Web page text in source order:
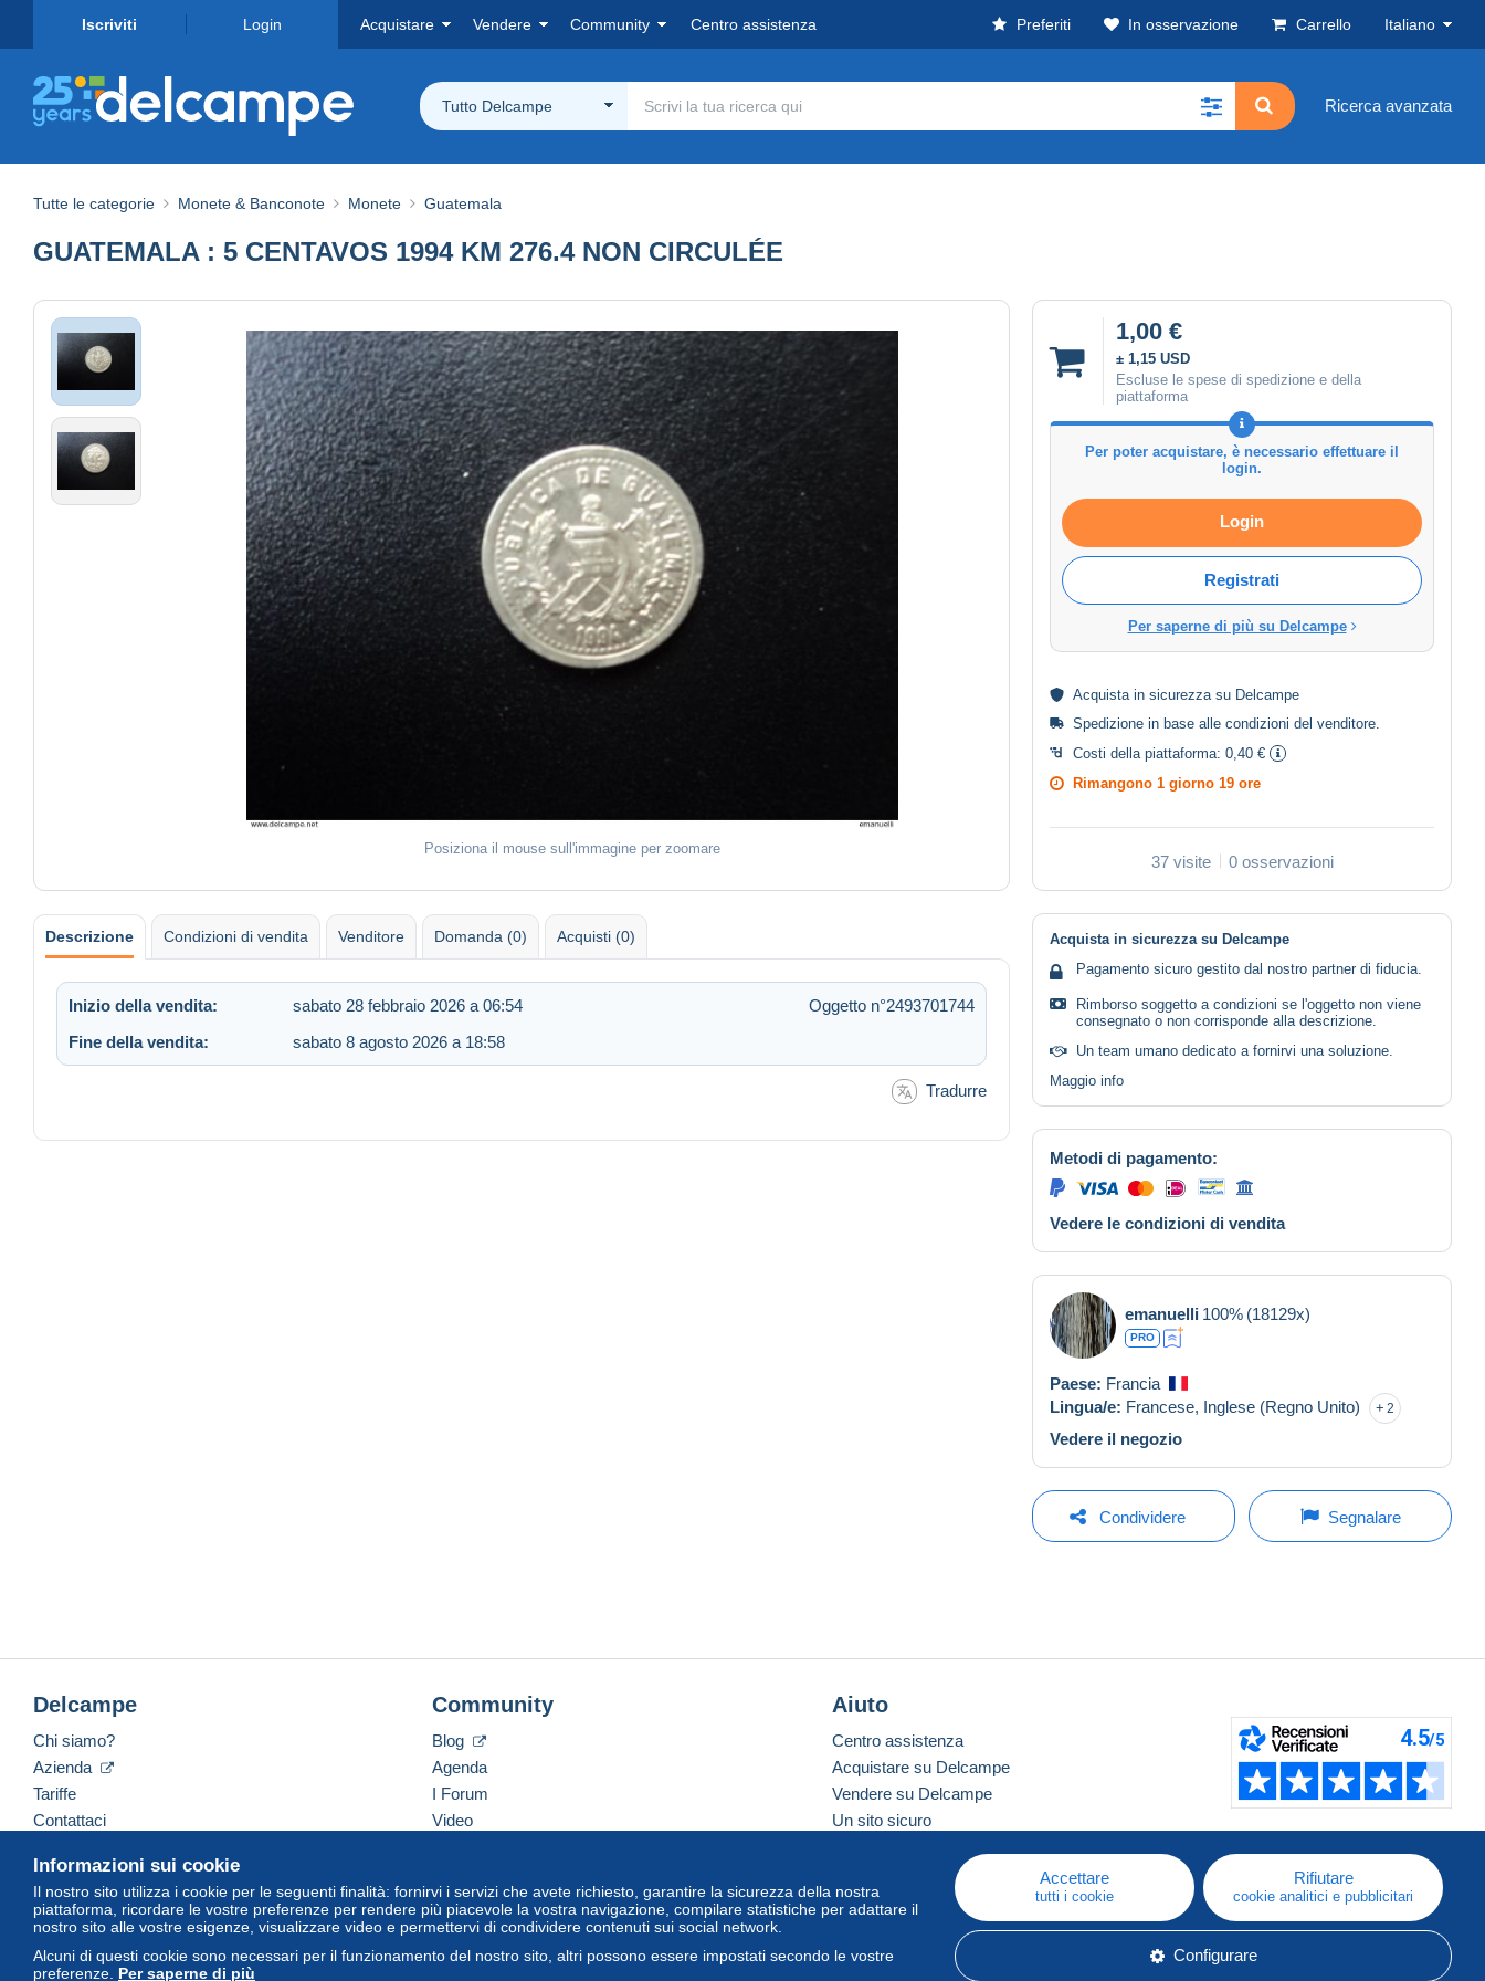
Iscriviti Login Acquistare Vendere Community Centro assistenza Preferiti In osservazione Carrello Italiano
Tutto Delcampe Ricerca avanzata
Tutte le categorie Monete & Banconote Monete Guatemala
GUATEMALA : 5 CENTAVOS 1994 KM 276.4 NON CIRCULÉE
Posiziona il mouse sull'immagine per zoomare
1,00 €
± 1,15 USD
Escluse le spese di spedizione e della
piattaforma
Per poter acquistare, è necessario effettuare il
login.
Login
Registrati
Per saperne di più su Delcampe
Acquista in sicurezza su Delcampe
Spedizione in base alle condizioni del venditore
Costi della piattaforma: 0,40 €
Rimangono 1 giorno 19 ore
37 visite 0 osservazioni
Descrizione Condizioni di vendita Venditore Domanda (0) Acquisti (0)
Inizio della vendita: sabato 28 febbraio 2026 a 06:54
Oggetto n°2493701744
Fine della vendita:
sabato 8 agosto 2026 a 18:58
Tradurre
Acquista in sicurezza su Delcampe
Pagamento sicuro gestito dal nostro partner di fiducia.
Rimborso soggetto a condizioni se l'oggetto non viene
consegnato o non corrisponde alla descrizione.
Un team umano dedicato a fornirvi una soluzione.
Maggio info
Metodi di pagamento:
Vedere le condizioni di vendita
emanuelli 100% (18129x)
PRO
Paese: Francia
Lingua/e: Francese, Inglese (Regno Unito) 2
Vedere il negozio
Condividere Segnalare
Informazioni sui cookie
Il nostro sito utilizza i cookie per le seguenti finalità: fornirvi i servizi che avete richiesto, garantire la sicurezza della nostra
piattaforma, ricordare le vostre preferenze per rendere più piacevole la vostra navigazione, compilare statistiche per adattare il
nostro sito alle vostre esigenze, visualizzare video e permettervi di condividere contenuti sui social network.
Alcuni di questi cookie sono necessari per il funzionamento del nostro sito, altri possono essere impostati secondo le vostre
preferenze. Per saperne di più
Accettare
tutti i cookie
Rifiutare
cookie analitici e pubblicitari
Configurare
Delcampe
Chi siamo?
Azienda
Tariffe
Contattaci
Community
Blog
Agenda
I Forum
Video
Aiuto
Centro assistenza
Acquistare su Delcampe
Vendere su Delcampe
Un sito sicuro
Italiano USD America/Indiana/Vevay Versione standard
© Delcampe International Srl. Tutti i diritti riservati.